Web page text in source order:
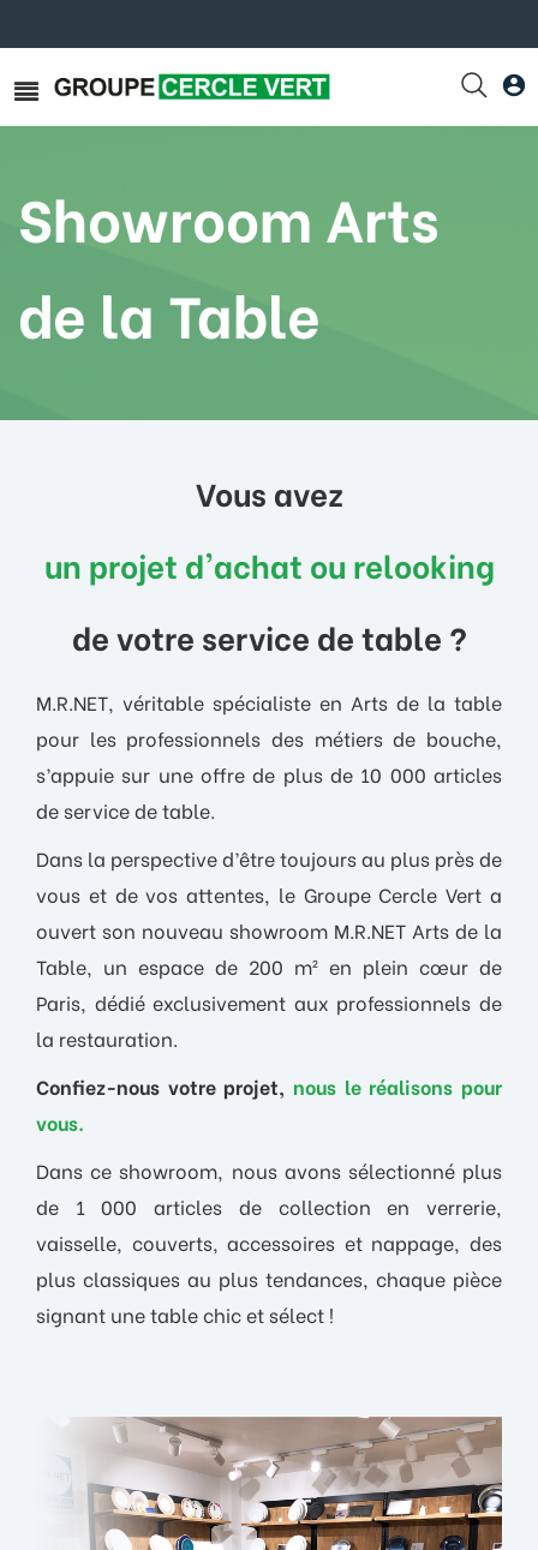
Showroom Arts
de la Table
Vous avez
un projet d'achat ou relooking
de votre service de table ?
M.R.NET, véritable spécialiste en Arts de la table
pour les professionnels des métiers de bouche,
s’appuie sur une offre de plus de 10 000 articles
de service de table.
Dans la perspective d’être toujours au plus près de
vous et de vos attentes, le Groupe Cercle Vert a
ouvert son nouveau showroom M.R.NET Arts de la
Table, un espace de 200 m² en plein cœur de
Paris, dédié exclusivement aux professionnels de
la restauration.
Confiez-nous votre projet, nous le réalisons pour
vous.
Dans ce showroom, nous avons sélectionné plus
de 1 000 articles de collection en verrerie,
vaisselle, couverts, accessoires et nappage, des
plus classiques au plus tendances, chaque pièce
signant une table chic et sélect !